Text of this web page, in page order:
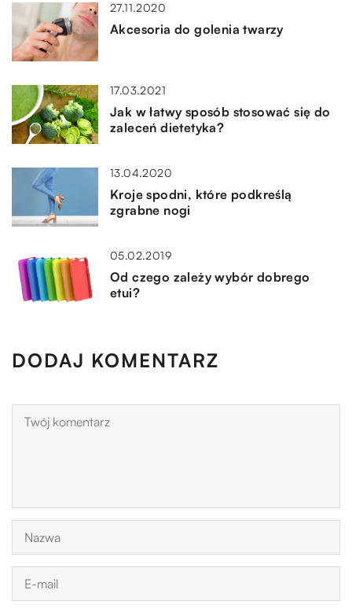
27.11.2020
Akcesoria do golenia twarzy
17.03.2021
Jak w łatwy sposób stosować się do
zaleceń dietetyka?
13.04.2020
Kroje spodni, które podkreślą
zgrabne nogi
05.02.2019
Od czego zależy wybór dobrego
etui?
DODAJ KOMENTARZ